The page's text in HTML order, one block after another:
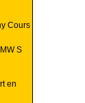
Cours
S
en